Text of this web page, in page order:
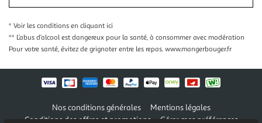
* Voir les conditions en cliquant ici
** L’abus d’alcool est dangereux pour la santé, à consommer avec modération
Pour votre santé, évitez de grignoter entre les repas. www.mangerbouger.fr
Nos conditions générales
Mentions légales
Conditions des offres et promotions
Gérer mes préférences